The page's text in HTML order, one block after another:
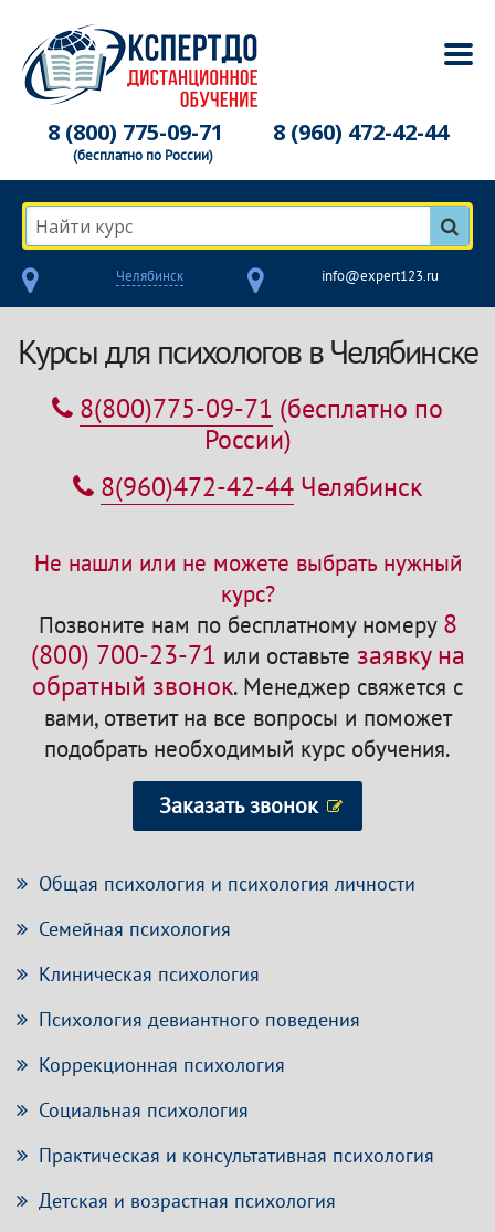
8 (800) 775-09-71
(бесплатно по России)
8 (960) 472-42-44
Найти курс
Челябинск info@expert123.ru
Курсы для психологов в Челябинске
8(800)775-09-71 (бесплатно по
России)
8(960)472-42-44 Челябинск
Не нашли или не можете выбрать нужный
курс?
Позвоните нам по бесплатному номеру 8
(800) 700-23-71 или оставьте заявку на
обратный звонок.Менеджер свяжется с
вами, ответит на все вопросы и поможет
подобрать необходимый курс обучения.
Заказать звонок
Общая психология и психология личности
Семейная психология
Клиническая психология
Психология девиантного поведения
Коррекционная психология
Социальная психология
Практическая и консультативная психология
Детская и возрастная психология